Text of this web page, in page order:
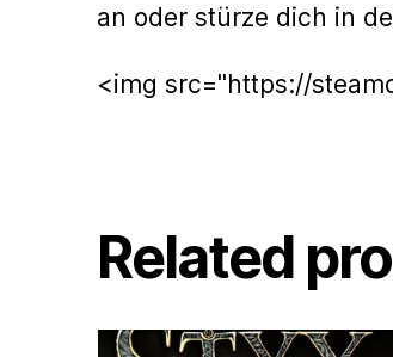
an oder stürze dich in
<img src="https://
Related